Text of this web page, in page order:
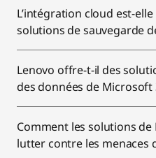
L’intégration cloud est-
solutions de sauvegarde
Lenovo offre-t-il des
des données de Microsoft
Comment les solutions de
lutter contre les menaces